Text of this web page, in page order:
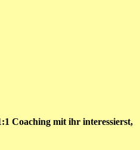
Coaching mit ihr interessierst,